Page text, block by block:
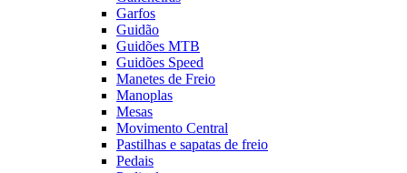
Garfos
Guidão
Guidões MTB
Guidões Speed
Manetes de Freio
Manoplas
Mesas
Movimento Central
Pastilhas e sapatas de freio
Pedais